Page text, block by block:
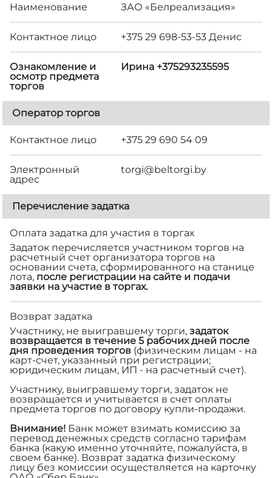
Наименование ЗАО «Белреализация»
Контактное лицо +375 29 698-53-53 Денис
Ознакомление и
осмотр предмета
торгов
Ирина +375293235595
Оператор торгов
Контактное лицо +375 29 690 54 09
Электронный
адрес
torgi@beltorgi.by
Перечисление задатка
Оплата задатка для участия в торгах
Задаток перечисляется участником торгов на
расчетный счет организатора торгов на
основании счета, сформированного на станице
лота, после регистрации на сайте и подачи
заявки на участие в торгах.
Возврат задатка
Участнику, не выигравшему торги, задаток
возвращается в течение 5 рабочих дней после
дня проведения торгов (физическим лицам - на
карт-счет, указанный при регистрации;
юридическим лицам, ИП - на расчетный счет).
Участнику, выигравшему торги, задаток не
возвращается и учитывается в счет оплаты
предмета торгов по договору купли-продажи.
Внимание! Банк может взимать комиссию за
перевод денежных средств согласно тарифам
банка (какую именно уточняйте, пожалуйста, в
своем банке). Возврат задатка физическому
лицу без комиссии осуществляется на карточку